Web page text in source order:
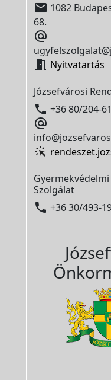
 1082
68.

 Nyitvatartás
Józsefvárosi
 +36 80/204-

Szolgálat
 +36 30/493-